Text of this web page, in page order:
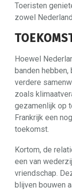
Toeristen
zowel
Hoewel
banden
verdere
zoals
gezamenlijk op
Frankrijk een
toekomst.
Kortom, de
een van
vriendschap.
blijven bouwen